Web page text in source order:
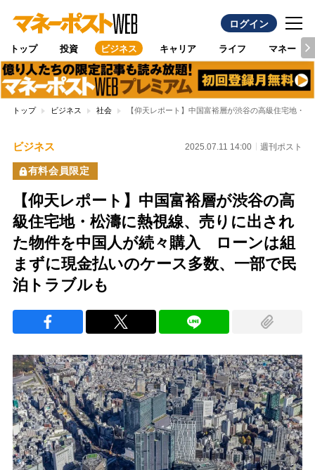
ログイン
トップ 投資 ビジネス キャリア ライフ マネー
トップ ビジネス 社会 【仰天レポート】中国富裕層が渋谷の高級住宅地・
ビジネス 2025.07.11 14:00 週刊ポスト
有料会員限定
【仰天レポート】中国富裕層が渋谷の高
級住宅地・松濤に熱視線、売りに出され
た物件を中国人が続々購入 ローンは組
まずに現金払いのケース多数、一部で民
泊トラブルも